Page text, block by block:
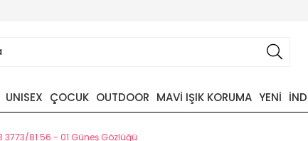
UNISEX ÇOCUK OUTDOOR MAVİ IŞIK KORUMA YENİ
3773/81 56 - 01 Güneş Gözlüğü